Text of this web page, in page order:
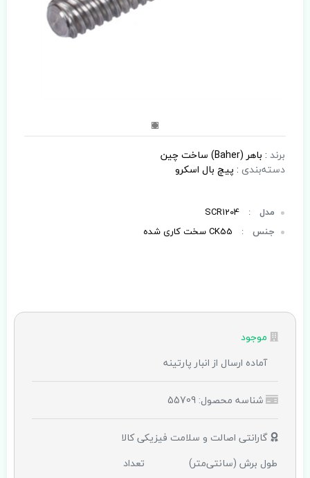
برند : باهر (Baher) ساخت چین
دسته‌بندی : پیچ بال اسکرو
مدل :
SCR1204
جنس : CK55 سخت کاری شده
موجود
آماده ارسال از انبار پارتینه
شناسه محصول: 55709
گارانتی اصالت و سلامت فیزیکی کالا
طول برش (سانتی‌متر)
تعداد